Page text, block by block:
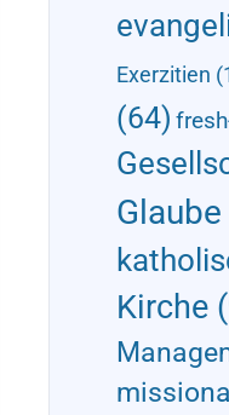
Exerzitien
(64)
Glaube
Kirche
missional